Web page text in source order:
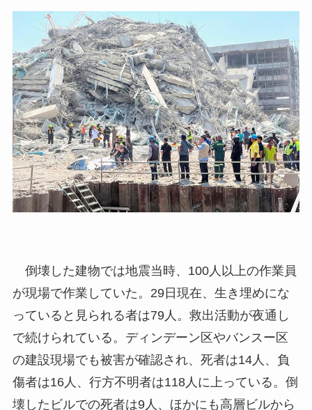
倒壊した建物では地震当時、100人以上の作業員
が現場で作業していた。29日現在、生き埋めにな
っていると見られる者は79人。救出活動が夜通し
で続けられている。ディンデーン区やバンスー区
の建設現場でも被害が確認され、死者は14人、負
傷者は16人、行方不明者は118人に上っている。倒
壊したビルでの死者は9人、ほかにも高層ビルから